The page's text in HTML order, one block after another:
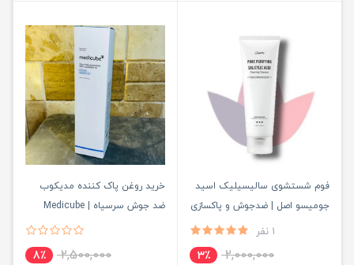
فوم شستشوی سالیسیلیک اسید
جومیسو اصل | ضدجوش و پاکسازی
1 نفر
2,000,000 3٪
خرید روغن پاک کننده مدیکوب
ضد جوش سرسیاه | Medicube
2,500,000 8٪